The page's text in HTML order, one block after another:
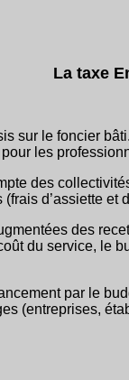
La taxe
sur le foncier
les
des
d’assiette
des
du service, le
par le
(entreprises,